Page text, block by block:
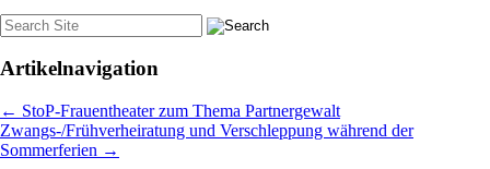
Suche
nach:
Artikelnavigation
← StoP-Frauentheater zum Thema Partnergewalt
Zwangs-/Frühverheiratung und Verschleppung während der
Sommerferien →